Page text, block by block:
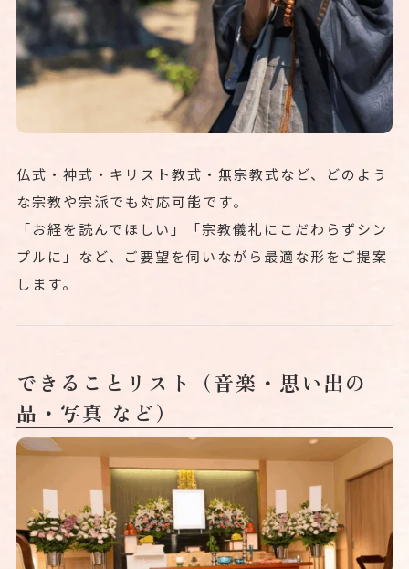
仏式・神式・キリスト教式・無宗教式など、どのよう
な宗教や宗派でも対応可能です。
「お経を読んでほしい」「宗教儀礼にこだわらずシン
プルに」など、ご要望を伺いながら最適な形をご提案
します。
できることリスト（音楽・思い出の
品・写真 など）